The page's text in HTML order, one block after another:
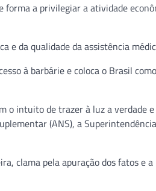
a privilegiar a atividade
e da qualidade da assistência
à barbárie e coloca o Brasil
intuito de trazer à luz a verdade e
(ANS), a
clama pela apuração dos fatos e